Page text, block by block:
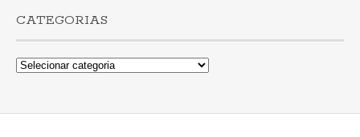
CATEGORIAS
Categorias